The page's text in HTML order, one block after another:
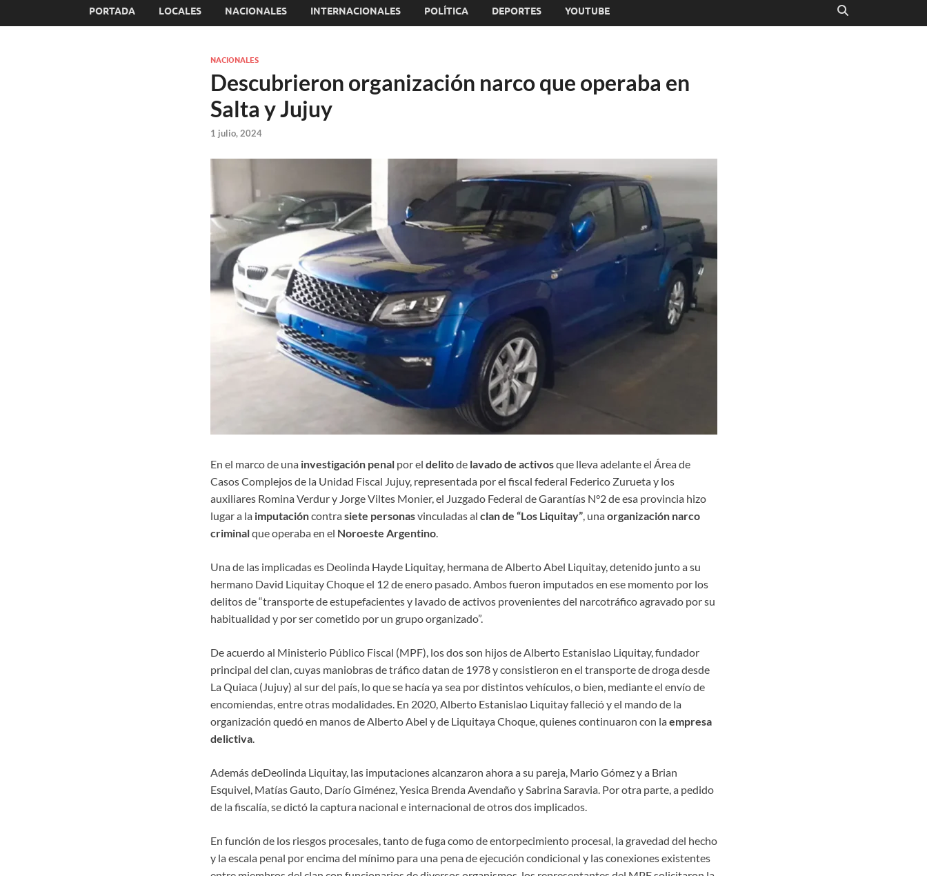
PORTADA LOCALES NACIONALES INTERNACIONALES POLÍTICA DEPORTES YOUTUBE
NACIONALES
Descubrieron organización narco que operaba en
Salta y Jujuy
1 julio, 2024
En el marco de una investigación penalpor el delitodelavado de activosque lleva adelante el Área de
Casos Complejos de la Unidad Fiscal Jujuy, representada por el fiscal federal Federico Zurueta y los
auxiliares Romina Verdur y Jorge Viltes Monier, el Juzgado Federal de Garantías N°2 de esa provincia hizo
lugar a laimputacióncontrasiete personasvinculadas al clan de “Los Liquitay”, unaorganización narco
criminalque operaba en el Noroeste Argentino.
Una de las implicadas es Deolinda Hayde Liquitay, hermana de Alberto Abel Liquitay, detenido junto a su
hermano David Liquitay Choque el 12 de enero pasado. Ambos fueron imputados en ese momento por los
delitos de “transporte de estupefacientes y lavado de activos provenientes del narcotráfico agravado por su
habitualidad y por ser cometido por un grupo organizado”.
De acuerdo al Ministerio Público Fiscal (MPF), los dos son hijos de Alberto Estanislao Liquitay, fundador
principal del clan, cuyas maniobras de tráfico datan de 1978 y consistieron en el transporte de droga desde
La Quiaca (Jujuy) al sur del país, lo que se hacía ya sea por distintos vehículos, o bien, mediante el envío de
encomiendas, entre otras modalidades. En 2020, Alberto Estanislao Liquitay falleció y el mando de la
organización quedó en manos de Alberto Abel y de Liquitaya Choque, quienes continuaron con laempresa
delictiva.
Además deDeolinda Liquitay, las imputaciones alcanzaron ahora a su pareja, Mario Gómez y a Brian
Esquivel, Matías Gauto, Darío Giménez, Yesica Brenda Avendaño y Sabrina Saravia. Por otra parte, a pedido
de la fiscalía, se dictó la captura nacional e internacional de otros dos implicados.
En función de los riesgos procesales, tanto de fuga como de entorpecimiento procesal, la gravedad del hecho
y la escala penal por encima del mínimo para una pena de ejecución condicional y las conexiones existentes